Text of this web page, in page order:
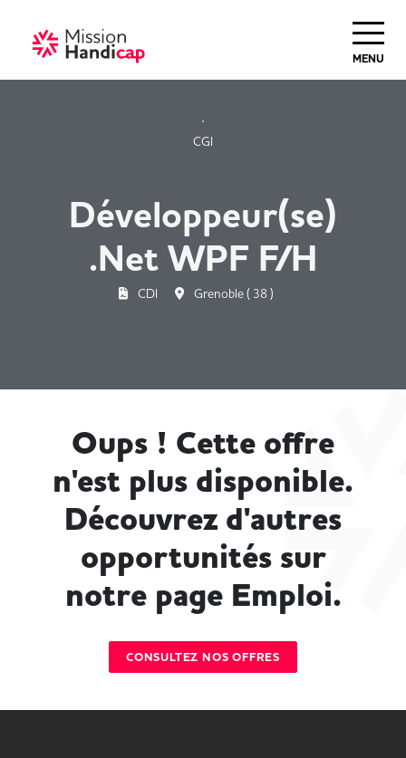
MENU
CGI
Développeur(se)
.Net WPF F/H
CDI Grenoble ( 38 )
Oups ! Cette offre
n'est plus disponible.
Découvrez d'autres
opportunités sur
notre page Emploi.
CONSULTEZ NOS OFFRES